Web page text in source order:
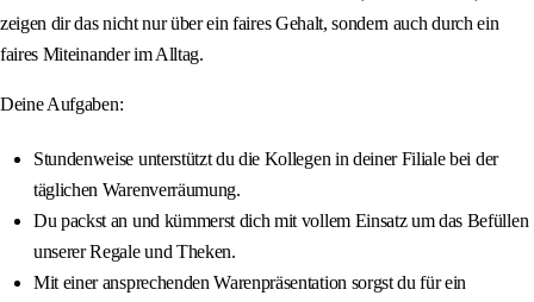
zeigen dir das nicht nur über ein faires Gehalt, sondern auch durch ein
faires Miteinander im Alltag.
Deine Aufgaben:
Stundenweise unterstützt du die Kollegen in deiner Filiale bei der
täglichen Warenverräumung.
Du packst an und kümmerst dich mit vollem Einsatz um das Befüllen
unserer Regale und Theken.
Mit einer ansprechenden Warenpräsentation sorgst du für ein